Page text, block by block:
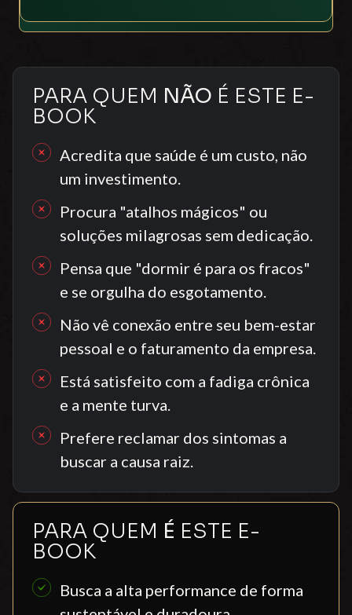
PARA QUEM NÃO É ESTE E-
BOOK
Acredita que saúde é um custo, não
um investimento.
Procura "atalhos mágicos" ou
soluções milagrosas sem dedicação.
Pensa que "dormir é para os fracos"
e se orgulha do esgotamento.
Não vê conexão entre seu bem-estar
pessoal e o faturamento da empresa.
Está satisfeito com a fadiga crônica
e a mente turva.
Prefere reclamar dos sintomas a
buscar a causa raiz.
PARA QUEM É ESTE E-
BOOK
Busca a alta performance de forma